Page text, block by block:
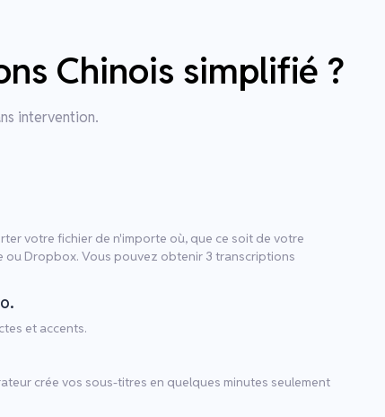
Chinois simplifié ?
intervention.
votre fichier de n'importe où, que ce soit de votre
ou Dropbox. Vous pouvez obtenir 3 transcriptions
et accents.
crée vos sous-titres en quelques minutes seulement